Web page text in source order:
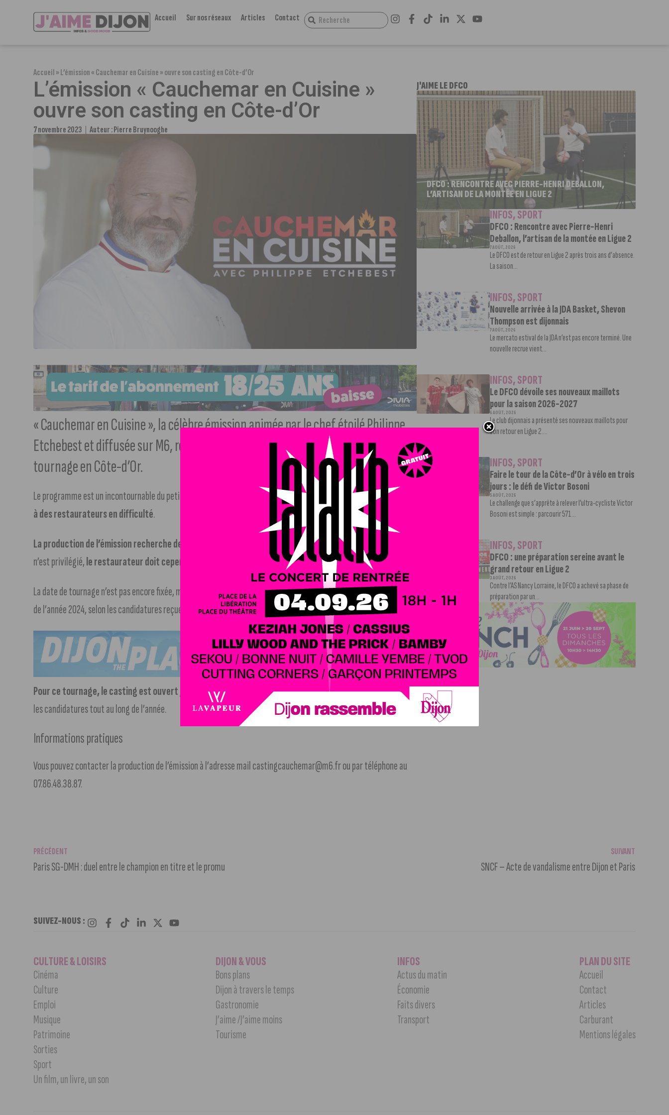
Accueil Sur nos réseaux Articles Contact
Accueil»L’émission « Cauchemar en Cuisine » ouvre son casting en Côte-d’Or
L’émission « Cauchemar en Cuisine »
ouvre son casting en Côte-d’Or
7 novembre 2023 Auteur :Pierre Bruynooghe
« Cauchemar en Cuisine », la célèbre émission animée par le chef étoilé Philippe
Etchebest et diffusée sur M6, recherche des candidats pour un prochain
tournage en Côte-d’Or.
Le programme est un incontournable du petit écran.
Le concept ? Le chef Philippe Etchebest apporte son aide
à des restaurateurs en difficulté.
La production de l’émission recherche des candidats en Côte-d’Or et ses alentours
. Aucun profil particulier
n’est privilégié,le restaurateur doit cependant réaliser un service à table.
La date de tournage n’est pas encore fixée, mais celui-ci pourrait être prévu pour la fin de l’année 2023 ou le début
de l’année 2024, selon les candidatures reçues.
Pour ce tournage, le casting est ouvert jusqu’au début du mois de décembre. Toutefois, l’émission étudie
les candidatures tout au long de l’année.
Informations pratiques
Vous pouvez contacter la production de l’émission à l’adresse mail castingcauchemar@m6.fr ou par téléphone au
07.86.48.38.87.
J'AIME LE DFCO
DFCO : RENCONTRE AVEC PIERRE-HENRI DEBALLON,
L’ARTISAN DE LA MONTÉE EN LIGUE 2
INFOS,SPORT
DFCO : Rencontre avec Pierre-Henri
Deballon, l’artisan de la montée en Ligue 2
7 AOÛT, 2026
Le DFCO est de retour en Ligue 2 après trois ans d’absence.
La saison...
INFOS,SPORT
Nouvelle arrivée à la JDA Basket, Shevon
Thompson est dijonnais
7 AOÛT, 2026
Le mercato estival de la JDA n’est pas encore terminé. Une
nouvelle recrue vient...
INFOS,SPORT
Le DFCO dévoile ses nouveaux maillots
pour la saison 2026-2027
6 AOÛT, 2026
Le club dijonnais a présenté ses nouveaux maillots pour
son retour en Ligue 2....
INFOS,SPORT
Faire le tour de la Côte-d’Or à vélo en trois
jours : le défi de Victor Bosoni
5 AOÛT, 2026
Le challenge que s’apprête à relever l’ultra-cycliste Victor
Bosoni est simple : parcourir 571...
INFOS,SPORT
DFCO : une préparation sereine avant le
grand retour en Ligue 2
3 AOÛT, 2026
Contre l’AS Nancy Lorraine, le DFCO a achevé sa phase de
préparation par un...
PRÉCÉDENT
Paris SG-DMH : duel entre le champion en titre et le promu
SUIVANT
SNCF – Acte de vandalisme entre Dijon et Paris
SUIVEZ-NOUS :
CULTURE & LOISIRS
Cinéma
Culture
Emploi
Musique
Patrimoine
Sorties
Sport
Un film, un livre, un son
DIJON & VOUS
Bons plans
Dijon à travers le temps
Gastronomie
J’aime /J’aime moins
Tourisme
INFOS
Actus du matin
Économie
Faits divers
Transport
PLAN DU SITE
Accueil
Contact
Articles
Carburant
Mentions légales